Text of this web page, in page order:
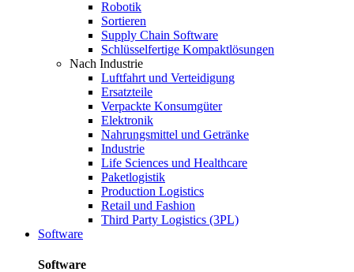
Robotik
Sortieren
Supply Chain Software
Schlüsselfertige Kompaktlösungen
Nach Industrie
Luftfahrt und Verteidigung
Ersatzteile
Verpackte Konsumgüter
Elektronik
Nahrungsmittel und Getränke
Industrie
Life Sciences und Healthcare
Paketlogistik
Production Logistics
Retail und Fashion
Third Party Logistics (3PL)
Software
Software